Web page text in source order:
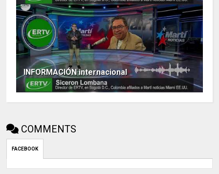
INFORMACIÓN internacional
COMMENTS
FACEBOOK